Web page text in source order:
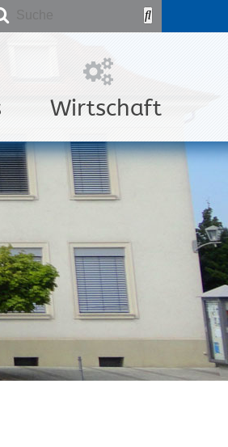
Wirtschaft